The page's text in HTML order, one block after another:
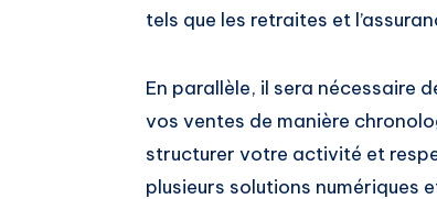
tels que les retraites et
En parallèle, il sera nécessaire
vos ventes de manière
structurer votre activité et
plusieurs solutions numériques